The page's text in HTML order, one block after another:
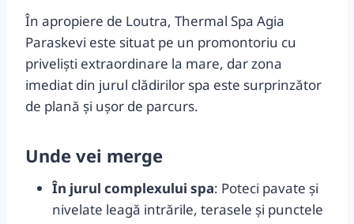
În apropiere de Loutra, Thermal Spa Agia
Paraskevi este situat pe un promontoriu cu
priveliști extraordinare la mare, dar zona
imediat din jurul clădirilor spa este surprinzător
de plană și ușor de parcurs.
Unde vei merge
În jurul complexului spa: Poteci pavate și
nivelate leagă intrările, terasele și punctele